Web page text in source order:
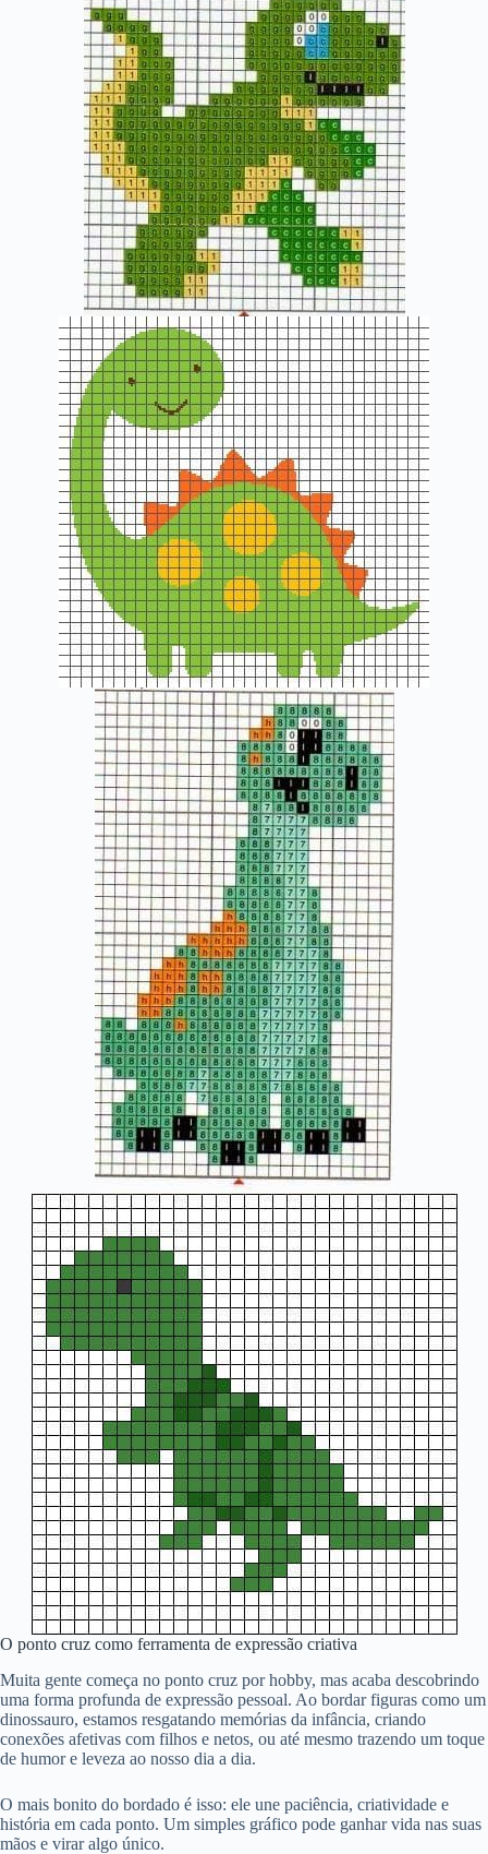
O ponto cruz como ferramenta de expressão criativa
Muita gente começa no ponto cruz por hobby, mas acaba descobrindo
uma forma profunda de expressão pessoal. Ao bordar figuras como um
dinossauro, estamos resgatando memórias da infância, criando
conexões afetivas com filhos e netos, ou até mesmo trazendo um toque
de humor e leveza ao nosso dia a dia.
O mais bonito do bordado é isso: ele une paciência, criatividade e
história em cada ponto. Um simples gráfico pode ganhar vida nas suas
mãos e virar algo único.